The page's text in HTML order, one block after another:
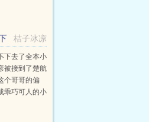
后就叫老婆...
桔子冰凉
下去了全本小
被接到了楚航
个哥哥的偏
乖巧可人的小